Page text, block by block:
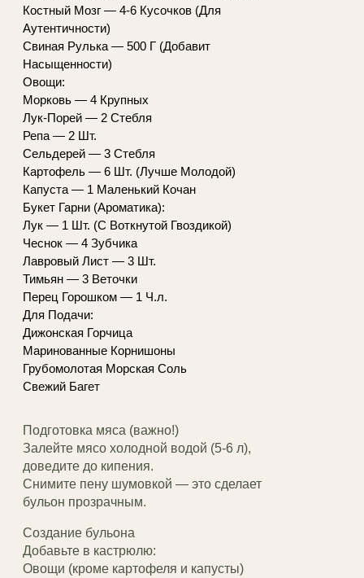
Костный Мозг — 4-6 Кусочков (Для
Аутентичности)
Свиная Рулька — 500 Г (Добавит
Насыщенности)
Овощи:
Морковь — 4 Крупных
Лук-Порей — 2 Стебля
Репа — 2 Шт.
Сельдерей — 3 Стебля
Картофель — 6 Шт. (Лучше Молодой)
Капуста — 1 Маленький Кочан
Букет Гарни (Ароматика):
Лук — 1 Шт. (С Воткнутой Гвоздикой)
Чеснок — 4 Зубчика
Лавровый Лист — 3 Шт.
Тимьян — 3 Веточки
Перец Горошком — 1 Ч.л.
Для Подачи:
Дижонская Горчица
Маринованные Корнишоны
Грубомолотая Морская Соль
Свежий Багет
Подготовка мяса (важно!)
Залейте мясо холодной водой (5-6 л),
доведите до кипения.
Снимите пену шумовкой — это сделает
бульон прозрачным.
Создание бульона
Добавьте в кастрюлю:
Овощи (кроме картофеля и капусты)